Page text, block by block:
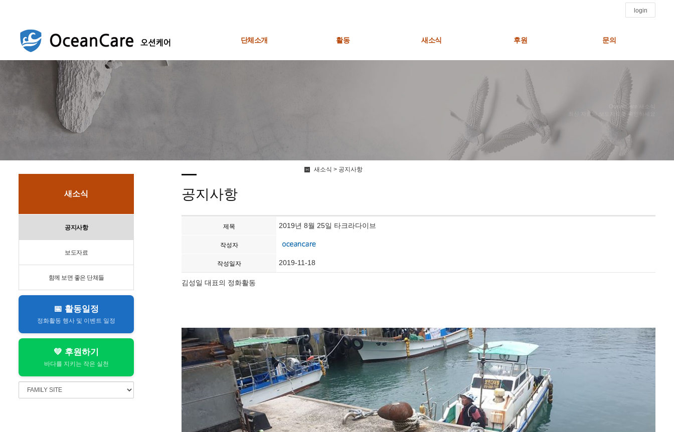
login
단체소개 활동 새소식 후원 문의
OceanCare 새소식
최신 자료와 보도자료를 확인하세요
새소식 > 공지사항
새소식
공지사항
보도자료
함께 보면 좋은 단체들
📅 활동일정
정화활동 행사 및 이벤트 일정
💚 후원하기
바다를 지키는 작은 실천
공지사항
제목 2019년 8월 25일 타크라다이브
작성자
작성일자 2019-11-18
김성일 대표의 정화활동